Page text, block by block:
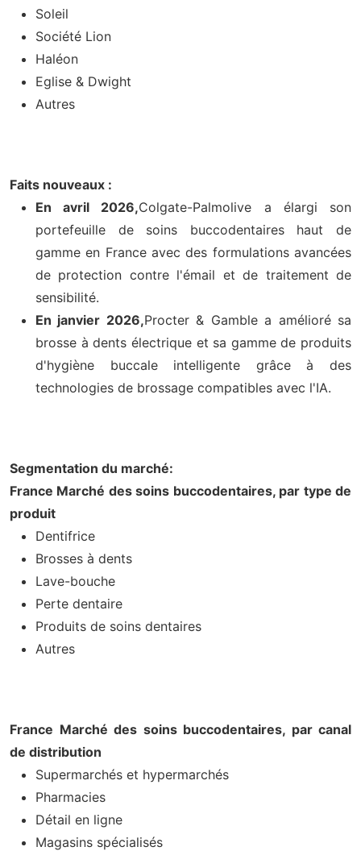
Soleil
Société Lion
Haléon
Eglise & Dwight
Autres
Faits nouveaux :
En avril 2026,Colgate-Palmolive a élargi son
portefeuille de soins buccodentaires haut de
gamme en France avec des formulations avancées
de protection contre l'émail et de traitement de
sensibilité.
En janvier 2026,Procter & Gamble a amélioré sa
brosse à dents électrique et sa gamme de produits
d'hygiène buccale intelligente grâce à des
technologies de brossage compatibles avec l'IA.
Segmentation du marché:
France Marché des soins buccodentaires, par type de
produit
Dentifrice
Brosses à dents
Lave-bouche
Perte dentaire
Produits de soins dentaires
Autres
France Marché des soins buccodentaires, par canal
de distribution
Supermarchés et hypermarchés
Pharmacies
Détail en ligne
Magasins spécialisés